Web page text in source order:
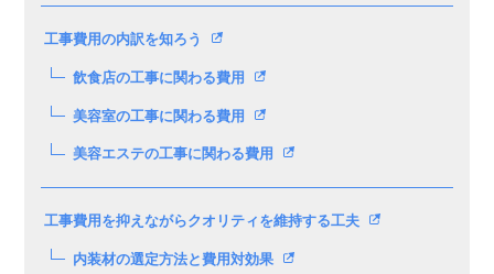
工事費用の内訳を知ろう
飲食店の工事に関わる費用
美容室の工事に関わる費用
美容エステの工事に関わる費用
工事費用を抑えながらクオリティを維持する工夫
内装材の選定方法と費用対効果